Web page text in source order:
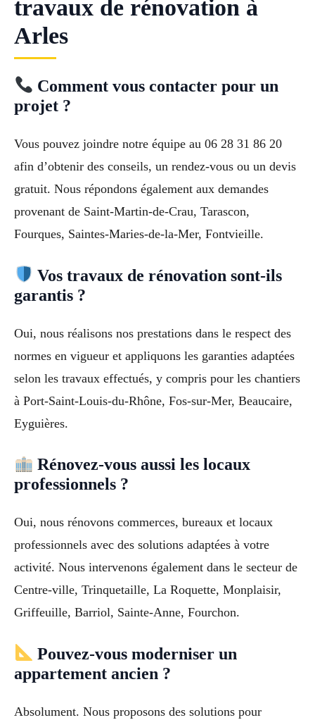
travaux de rénovation à
Arles
Comment vous contacter pour un
projet ?
Vous pouvez joindre notre équipe au 06 28 31 86 20
afin d’obtenir des conseils, un rendez-vous ou un devis
gratuit. Nous répondons également aux demandes
provenant de Saint-Martin-de-Crau, Tarascon,
Fourques, Saintes-Maries-de-la-Mer, Fontvieille.
Vos travaux de rénovation sont-ils
garantis ?
Oui, nous réalisons nos prestations dans le respect des
normes en vigueur et appliquons les garanties adaptées
selon les travaux effectués, y compris pour les chantiers
à Port-Saint-Louis-du-Rhône, Fos-sur-Mer, Beaucaire,
Eyguières.
Rénovez-vous aussi les locaux
professionnels ?
Oui, nous rénovons commerces, bureaux et locaux
professionnels avec des solutions adaptées à votre
activité. Nous intervenons également dans le secteur de
Centre-ville, Trinquetaille, La Roquette, Monplaisir,
Griffeuille, Barriol, Sainte-Anne, Fourchon.
Pouvez-vous moderniser un
appartement ancien ?
Absolument. Nous proposons des solutions pour